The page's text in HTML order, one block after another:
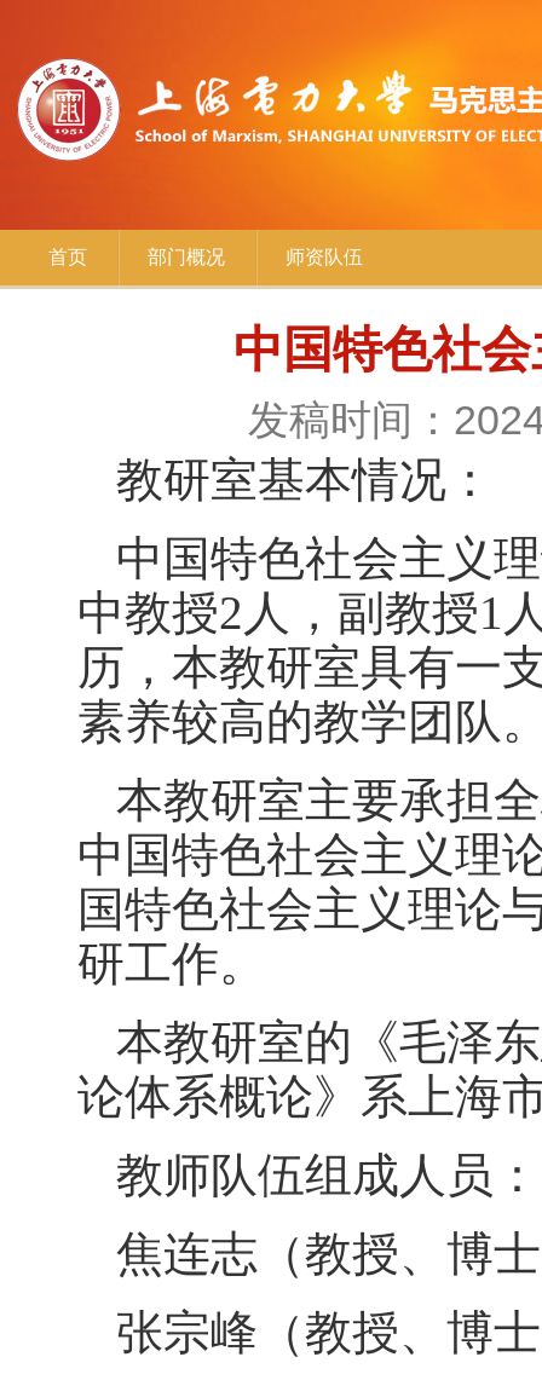
首页 部门概况 师资队伍
中国特色社
发稿时间：
教研室基本情况：
中国特色社会主义
中教授2人，副教授1
历，本教研室具有一
素养较高的教学团队
本教研室主要承担
中国特色社会主义理
国特色社会主义理论
研工作。
本教研室的《毛泽
论体系概论》系上海
教师队伍组成人员 ：
焦连志（教授、博
张宗峰（教授、博